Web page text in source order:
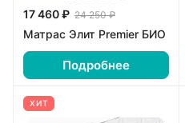
17 460 ₽ 24 250 ₽
Матрас Элит Premier БИО
Подробнее
ХИТ